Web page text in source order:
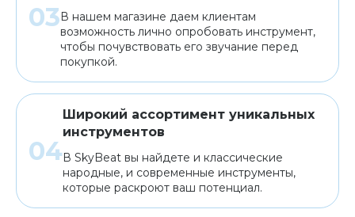
В нашем магазине даем клиентам
возможность лично опробовать инструмент,
чтобы почувствовать его звучание перед
покупкой.
Широкий ассортимент уникальных
инструментов
В SkyBeat вы найдете и классические
народные, и современные инструменты,
которые раскроют ваш потенциал.